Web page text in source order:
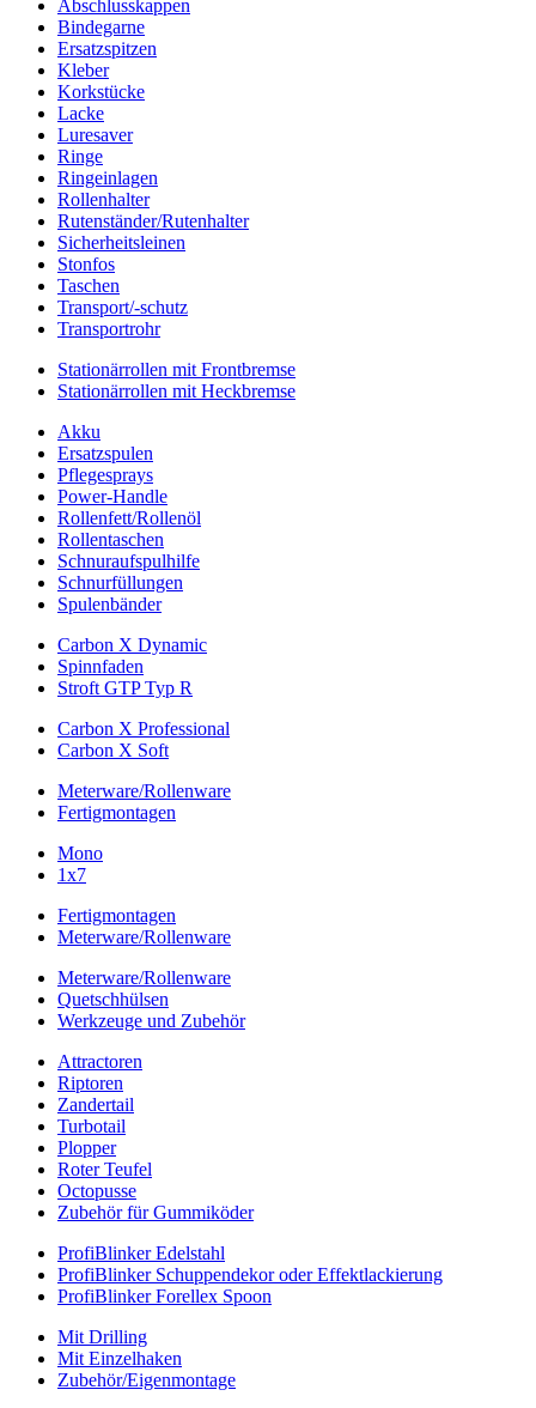
Abschlusskappen
Bindegarne
Ersatzspitzen
Kleber
Korkstücke
Lacke
Luresaver
Ringe
Ringeinlagen
Rollenhalter
Rutenständer/Rutenhalter
Sicherheitsleinen
Stonfos
Taschen
Transport/-schutz
Transportrohr
Stationärrollen mit Frontbremse
Stationärrollen mit Heckbremse
Akku
Ersatzspulen
Pflegesprays
Power-Handle
Rollenfett/Rollenöl
Rollentaschen
Schnuraufspulhilfe
Schnurfüllungen
Spulenbänder
Carbon X Dynamic
Spinnfaden
Stroft GTP Typ R
Carbon X Professional
Carbon X Soft
Meterware/Rollenware
Fertigmontagen
Mono
1x7
Fertigmontagen
Meterware/Rollenware
Meterware/Rollenware
Quetschhülsen
Werkzeuge und Zubehör
Attractoren
Riptoren
Zandertail
Turbotail
Plopper
Roter Teufel
Octopusse
Zubehör für Gummiköder
ProfiBlinker Edelstahl
ProfiBlinker Schuppendekor oder Effektlackierung
ProfiBlinker Forellex Spoon
Mit Drilling
Mit Einzelhaken
Zubehör/Eigenmontage